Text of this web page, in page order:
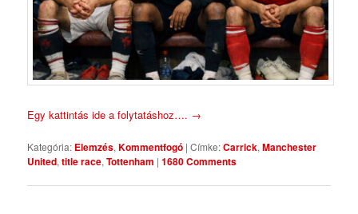
Egy kattintás ide a folytatáshoz…. →
Kategória: Elemzés,Kommentfogó |Címke:Carrick,Manchester
United,title race,Tottenham |1680 Comments